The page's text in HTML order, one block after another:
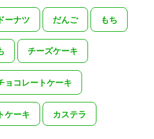
ドーナツ だんご もち
チーズケーキ
ョコレートケーキ
ケーキ カステラ